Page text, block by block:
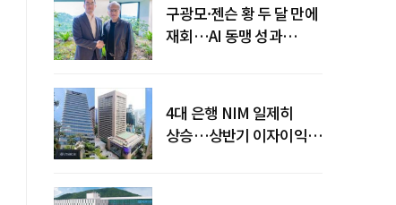
구광모·젠슨 황 두 달 만에
재회…AI 동맹 성과
4대 은행 NIM 일제히
상승…상반기 이자이익